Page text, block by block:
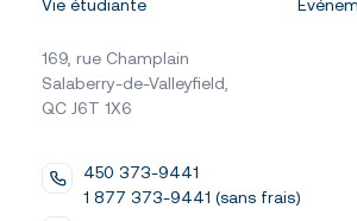
Vie étudiante
169, rue Champlain
Salaberry-de-Valleyfield,
QC J6T 1X6
450 373-9441
1 877 373-9441 (sans frais)